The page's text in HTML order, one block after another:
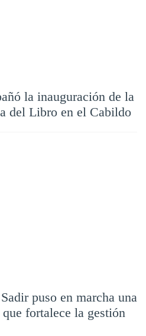
la inauguración de la
del Libro en el Cabildo
Sadir puso en marcha una
fortalece la gestión